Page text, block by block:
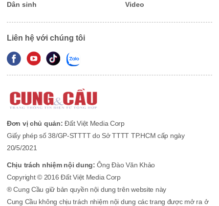
Dân sinh Video
Liên hệ với chúng tôi
Đơn vị chủ quản: Đất Việt Media Corp
Giấy phép số 38/GP-STTTT do Sở TTTT TP.HCM cấp ngày
20/5/2021
Chịu trách nhiệm nội dung:Ông Đào Văn Khảo
Copyright © 2016 Đất Việt Media Corp
® Cung Cầu giữ bản quyền nội dung trên website này
Cung Cầu không chịu trách nhiệm nội dung các trang được mở ra ở